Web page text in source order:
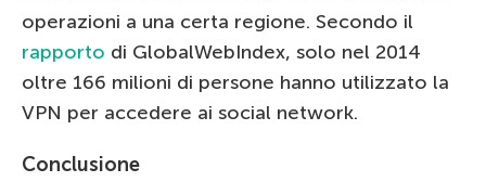
operazioni a una certa regione. Secondo il
rapporto di GlobalWebIndex, solo nel 2014
oltre 166 milioni di persone hanno utilizzato la
VPN per accedere ai social network.
Conclusione